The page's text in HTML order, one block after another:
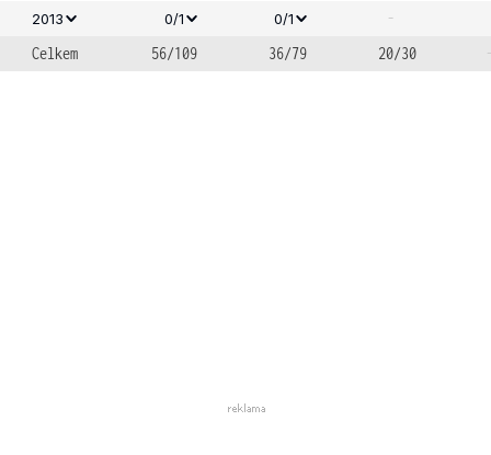
2013 0/1 0/1
-
Celkem
56/109 36/79 20/30